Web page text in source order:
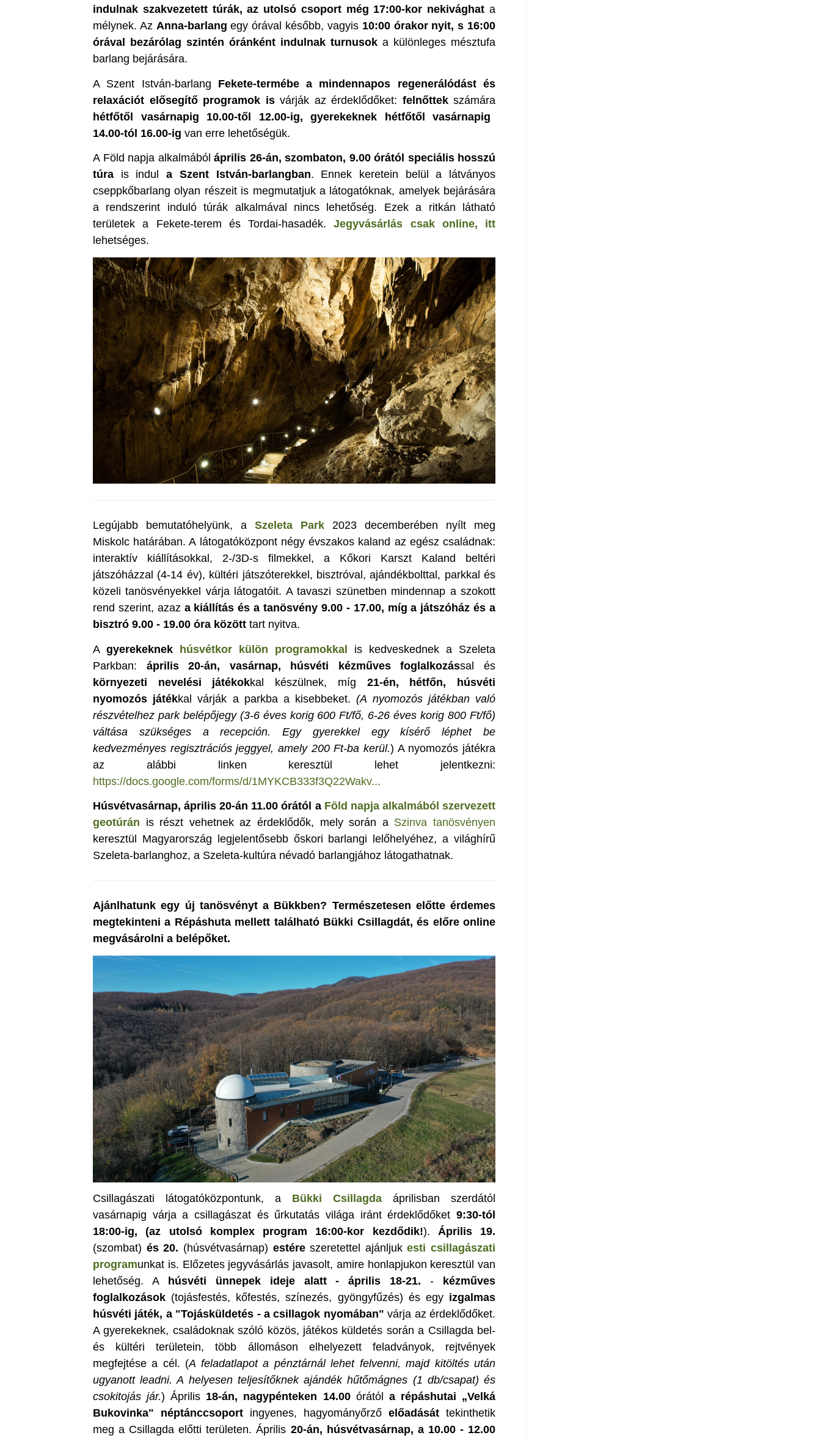
indulnak szakvezetett túrák, az utolsó csoport még 17:00-kor nekivághat a
mélynek. Az Anna-barlang egy órával később, vagyis 10:00 órakor nyit, s 16:00
órával bezárólag szintén óránként indulnak turnusok a különleges mésztufa
barlang bejárására.
A Szent István-barlang Fekete-termébe a mindennapos regenerálódást és
relaxációt elősegítő programok isvárják az érdeklődőket: felnőttek számára
hétfőtől vasárnapig 10.00-től 12.00-ig, gyerekeknek hétfőtől vasárnapig
14.00-tól 16.00-ig van erre lehetőségük.
A Föld napja alkalmából április 26-án, szombaton, 9.00 órától speciális hosszú
túra is indula Szent István-barlangban. Ennek keretein belül a látványos
cseppkőbarlang olyan részeit is megmutatjuk a látogatóknak, amelyek bejárására
a rendszerint induló túrák alkalmával nincs lehetőség. Ezek a ritkán látható
területek a Fekete-terem és Tordai-hasadék.Jegyvásárlás csak online, itt
lehetséges.
Legújabb bemutatóhelyünk, a Szeleta Park
2023 decemberében nyílt meg
Miskolc határában. A látogatóközpont négy évszakos kaland az egész családnak:
interaktív kiállításokkal, 2-/3D-s filmekkel, a Kőkori Karszt Kaland beltéri
játszóházzal (4-14 év), kültéri játszóterekkel, bisztróval, ajándékbolttal, parkkal és
közeli tanösvényekkel várja látogatóit. A tavaszi szünetben mindennap a szokott
rend szerint, azaz a kiállítás és a tanösvény 9.00 - 17.00, míg a játszóház és a
bisztró 9.00 - 19.00 óra között tart nyitva.
A gyerekeknek húsvétkor külön programokkal is kedveskednek a Szeleta
Parkban: április 20-án, vasárnap, húsvéti kézműves foglalkozással és
környezeti nevelési játékokkal készülnek, míg 21-én, hétfőn, húsvéti
nyomozós játékkal várják a parkba a kisebbeket.(A nyomozós játékban való
részvételhez park belépőjegy (3-6 éves korig 600 Ft/fő, 6-26 éves korig 800 Ft/fő)
váltása szükséges a recepción. Egy gyerekkel egy kísérő léphet be
kedvezményes regisztrációs jeggyel, amely 200 Ft-ba kerül.) A nyomozós játékra
az alábbi linken keresztül lehet jelentkezni:
https://docs.google.com/forms/d/1MYKCB333f3Q22Wakv...
Húsvétvasárnap, április 20-án 11.00 órától a Föld napja alkalmából szervezett
geotúrán is részt vehetnek az érdeklődők, mely során a Szinva tanösvényen
keresztül Magyarország legjelentősebb őskori barlangi lelőhelyéhez, a világhírű
Szeleta-barlanghoz, a Szeleta-kultúra névadó barlangjához látogathatnak.
Ajánlhatunk egy új tanösvényt a Bükkben? Természetesen előtte érdemes
megtekinteni a Répáshuta mellett található Bükki Csillagdát, és előre online
megvásárolni a belépőket.
Csillagászati látogatóközpontunk, a Bükki Csillagda áprilisban szerdától
vasárnapig várja a csillagászat és űrkutatás világa iránt érdeklődőket 9:30-tól
18:00-ig, (az utolsó komplex program 16:00-kor kezdődik!). Április 19.
(szombat) és 20. (húsvétvasárnap) estéreszeretettel ajánljukesti csillagászati
programunkat is. Előzetes jegyvásárlás javasolt, amire honlapjukon keresztül van
lehetőség. A
húsvéti ünnepek ideje alatt - április 18-21. -
kézműves
foglalkozások (tojásfestés, kőfestés, színezés, gyöngyfűzés) és egy izgalmas
húsvéti játék, a "Tojásküldetés - a csillagok nyomában"várja az érdeklődőket.
A gyerekeknek, családoknak szóló közös, játékos küldetés során a Csillagda bel-
és kültéri területein, több állomáson elhelyezett feladványok, rejtvények
megfejtése a cél. (A feladatlapot a pénztárnál lehet felvenni, majd kitöltés után
ugyanott leadni. A helyesen teljesítőknek ajándék hűtőmágnes (1 db/csapat) és
csokitojás jár.) Április 18-án, nagypénteken 14.00órától a répáshutai „Velká
Bukovinka" néptánccsoport ingyenes, hagyományőrző előadását tekinthetik
meg a Csillagda előtti területen. Április 20-án, húsvétvasárnap, a 10.00 - 12.00